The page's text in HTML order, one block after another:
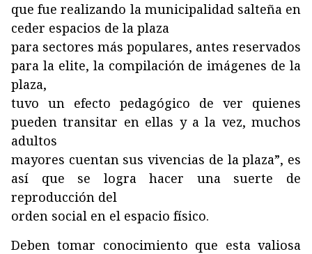
que fue realizando la municipalidad salteña en
ceder espacios de la plaza
para sectores más populares, antes reservados
para la elite, la compilación de imágenes de la
plaza,
tuvo un efecto pedagógico de ver quienes
pueden transitar en ellas y a la vez, muchos
adultos
mayores cuentan sus vivencias de la plaza”, es
así que se logra hacer una suerte de
reproducción del
orden social en el espacio físico.
Deben tomar conocimiento que esta valiosa